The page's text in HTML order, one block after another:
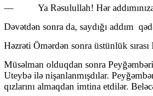
— Ya Rəsulullah! Hər addımınıza
Dəvətdən sonra da, saydığı addım
Həzrəti Ömərdən sonra üstünlük
Müsəlman olduqdan sonra
Uteybə ilə nişanlanmışdılar.
qızlarını almaqdan imtina etdilər.